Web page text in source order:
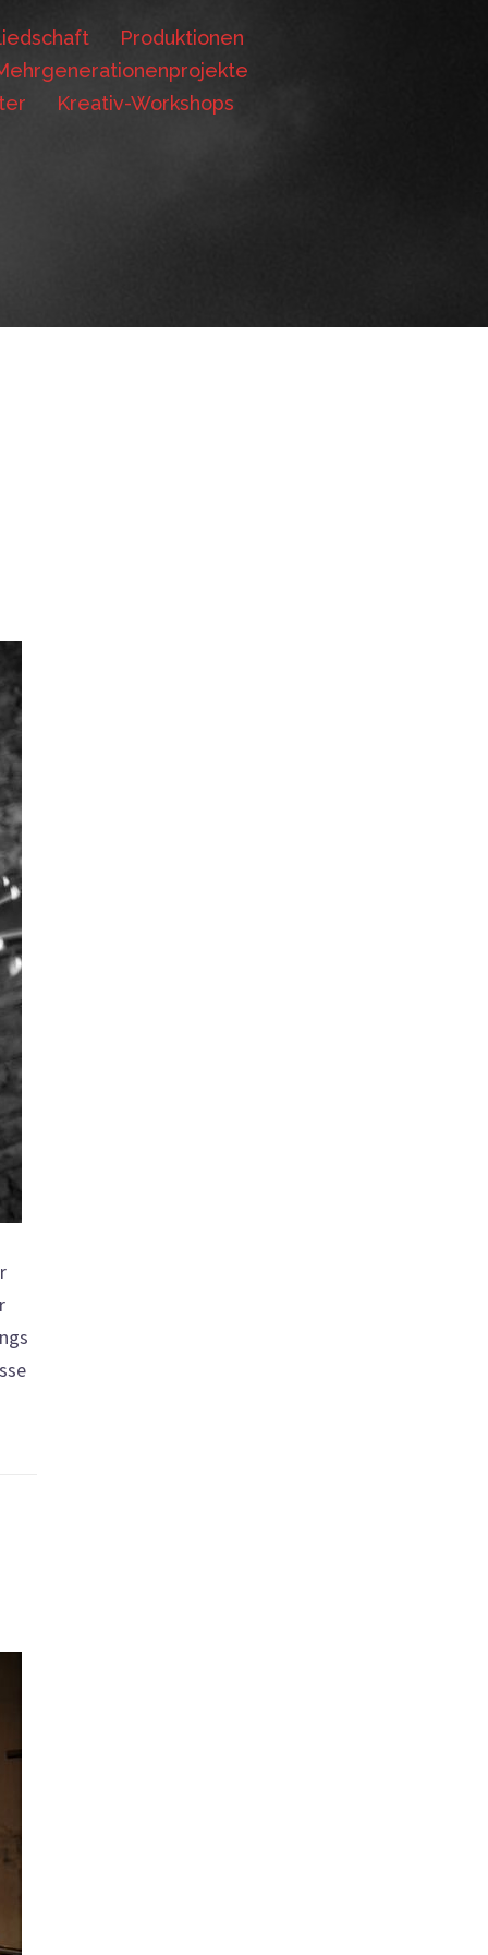
Produktionen
Kreativ-Workshops